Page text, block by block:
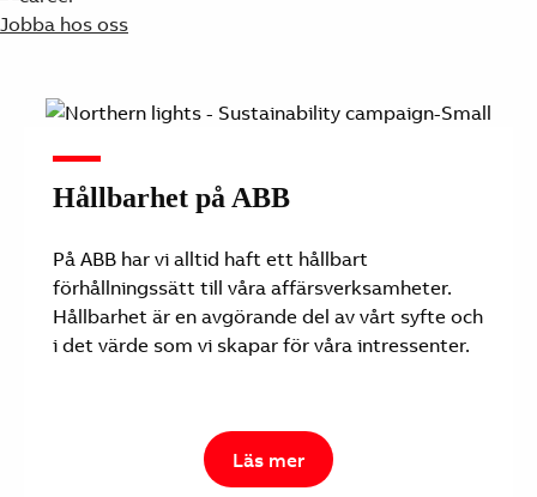
Jobba hos oss
Hållbarhet på ABB
På ABB har vi alltid haft ett hållbart
förhållningssätt till våra affärsverksamheter.
Hållbarhet är en avgörande del av vårt syfte och
i det värde som vi skapar för våra intressenter.
Läs mer